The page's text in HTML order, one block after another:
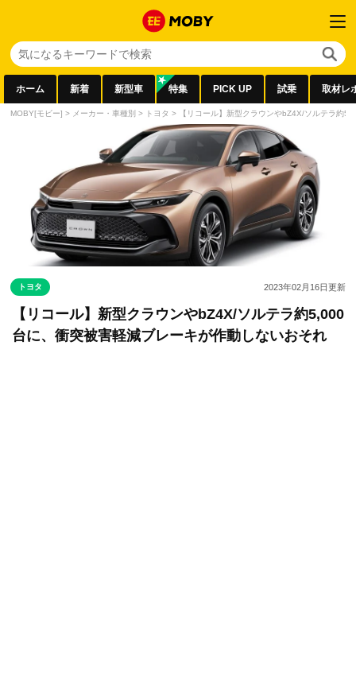
ホーム 新着 新型車 特集 PICK UP 試乗 取材レ
MOBY[モビー] > メーカー・車種別 > トヨタ > 【リコール】新型クラウンやbZ4X/ソルテラ約
トヨタ 2023年02月16日更新
【リコール】新型クラウンやbZ4X/ソルテラ約5,000
台に、衝突被害軽減ブレーキが作動しないおそれ